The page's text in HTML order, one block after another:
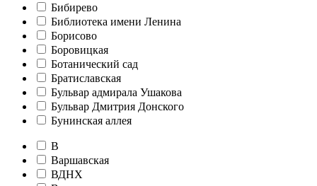
Бибирево
Библиотека имени Ленина
Борисово
Боровицкая
Ботанический сад
Братиславская
Бульвар адмирала Ушакова
Бульвар Дмитрия Донского
Бунинская аллея
В
Варшавская
ВДНХ